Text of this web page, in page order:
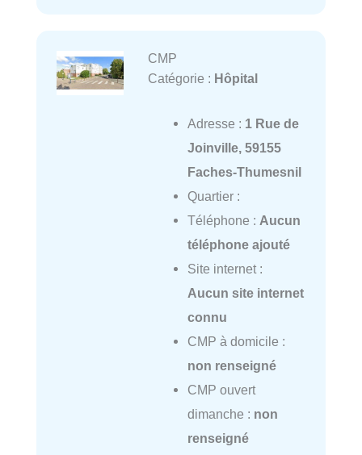
CMP
Catégorie : Hôpital
Adresse : 1 Rue de
Joinville, 59155
Faches-Thumesnil
Quartier :
Téléphone : Aucun
téléphone ajouté
Site internet :
Aucun site internet
connu
CMP à domicile :
non renseigné
CMP ouvert
dimanche : non
renseigné